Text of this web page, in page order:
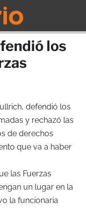
los
defendió los
y rechazó las
de derechos
que va a haber
las Fuerzas
un lugar en la
la funcionaria